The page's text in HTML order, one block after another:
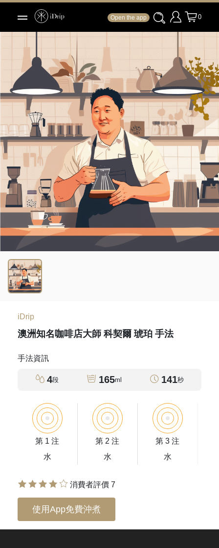
Open the app 0
iDrip
澳洲知名咖啡店大師 科契爾 琥珀 手法
手法資訊
4段 165ml 141秒
第 1 注
水
第 2 注
水
第 3 注
水
消費者評價 7
使用App免費沖煮